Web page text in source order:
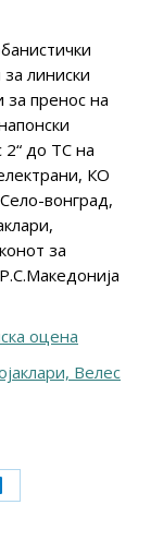
линиски
за пренос на
до ТС на
КО
вонград,
за
оцена
Велес